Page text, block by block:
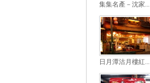
集集名產－沈家...
日月潭沽月樓紅...